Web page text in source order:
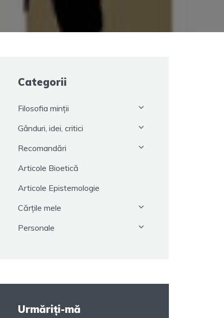
Categorii
Filosofia minții
Gânduri, idei, critici
Recomandări
Articole Bioetică
Articole Epistemologie
Cărțile mele
Personale
Urmăriți-mă